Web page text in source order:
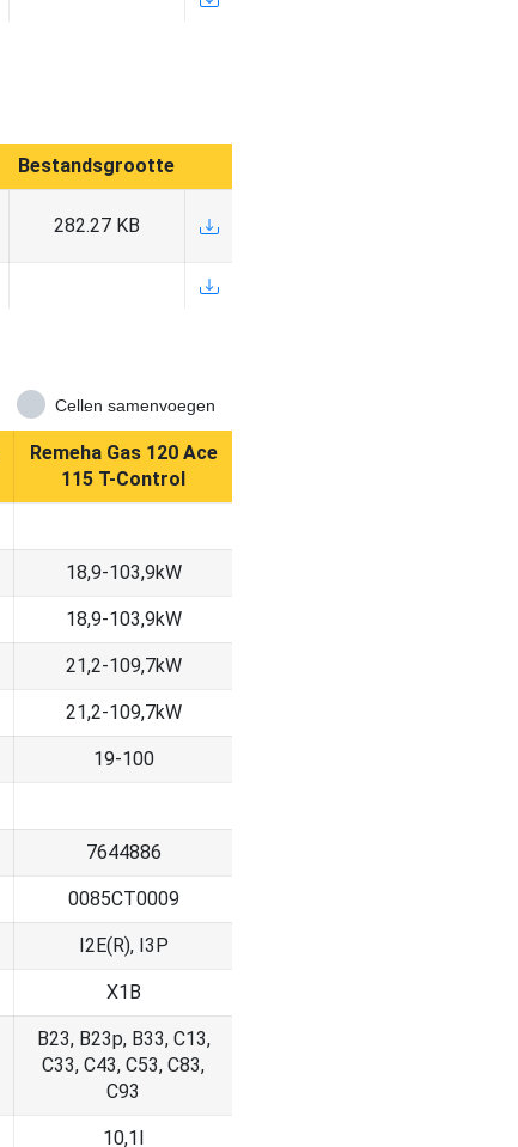
Bestandsgrootte
282.27 KB
Cellen samenvoegen
Remeha Gas 120 Ace
115 T-Control
18,9-103,9kW
18,9-103,9kW
21,2-109,7kW
21,2-109,7kW
19-100
7644886
0085CT0009
I2E(R), I3P
X1B
B23, B23p, B33, C13,
C33, C43, C53, C83,
C93
10,1l